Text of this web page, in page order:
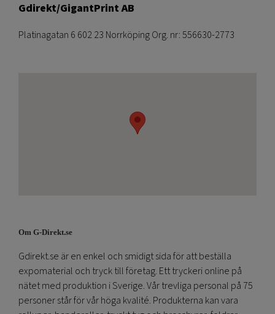
Gdirekt/GigantPrint AB
Platinagatan 6 602 23 Norrköping Org. nr: 556630-2773
Om G-Direkt.se
Gdirekt.se är en enkel och smidigt sida för att beställa
expomaterial och tryck till företag. Ett tryckeri online på
nätet med produktion i Sverige. Vår trevliga personal på 75
personer står för vår höga kvalité. Produkterna kan vara